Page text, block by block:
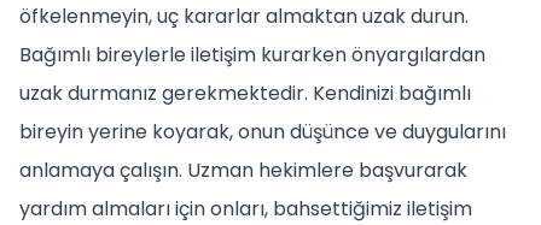
öfkelenmeyin, uç kararlar almaktan uzak durun.
Bağımlı bireylerle iletişim kurarken önyargılardan
uzak durmanız gerekmektedir. Kendinizi bağımlı
bireyin yerine koyarak, onun düşünce ve duygularını
anlamaya çalışın. Uzman hekimlere başvurarak
yardım almaları için onları, bahsettiğimiz iletişim